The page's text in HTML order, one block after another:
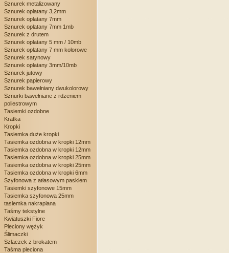
Sznurek metalizowany
Sznurek oplatany 3,2mm
Sznurek oplatany 7mm
Sznurek oplatany 7mm 1mb
Sznurek z drutem
Sznurek oplatany 5 mm / 10mb
Sznurek oplatany 7 mm kolorowe
Sznurek satynowy
Sznurek oplatany 3mm/10mb
Sznurek jutowy
Sznurek papierowy
Sznurek bawełniany dwukolorowy
Sznurki bawełniane z rdzeniem
poliestrowym
Tasiemki ozdobne
Kratka
Kropki
Tasiemka duże kropki
Tasiemka ozdobna w kropki 12mm
Tasiemka ozdobna w kropki 12mm
Tasiemka ozdobna w kropki 25mm
Tasiemka ozdobna w kropki 25mm
Tasiemka ozdobna w kropki 6mm
Szyfonowa z atłasowym paskiem
Tasiemki szyfonowe 15mm
Tasiemka szyfonowa 25mm
tasiemka nakrapiana
Taśmy tekstylne
Kwiatuszki Fiore
Pleciony wężyk
Ślimaczki
Szlaczek z brokatem
Taśma pleciona